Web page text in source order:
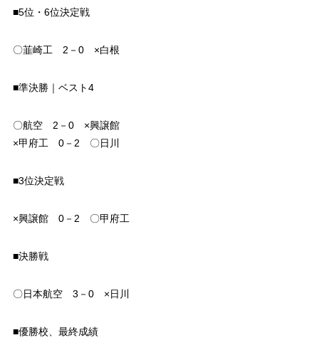
■5位・6位決定戦
〇韮崎工 2－0 ×白根
■準決勝｜ベスト4
〇航空 2－0 ×興譲館
×甲府工 0－2 〇日川
■3位決定戦
×興譲館 0－2 〇甲府工
■決勝戦
〇日本航空 3－0 ×日川
■優勝校、最終成績